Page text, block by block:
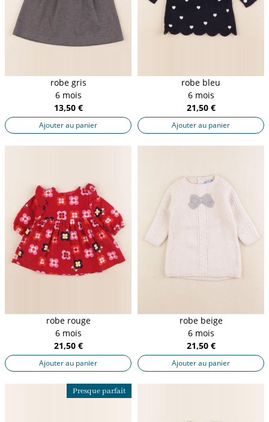
robe gris
6 mois
13,50 €
Ajouter au panier
robe bleu
6 mois
21,50 €
Ajouter au panier
robe rouge
6 mois
21,50 €
Ajouter au panier
robe beige
6 mois
21,50 €
Ajouter au panier
Presque parfait